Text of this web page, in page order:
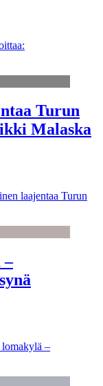
Turun
Malaska
laajentaa Turun
–
–